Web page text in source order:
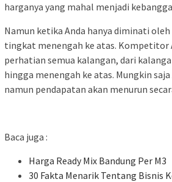
harganya yang mahal menjadi
Namun ketika Anda hanya diminati
tingkat menengah ke atas. Kompetitor
perhatian semua kalangan, dari
hingga menengah ke atas. Mungkin
namun pendapatan akan menurun
Baca juga :
Harga Ready Mix Bandung Per M3
30 Fakta Menarik Tentang Bisnis